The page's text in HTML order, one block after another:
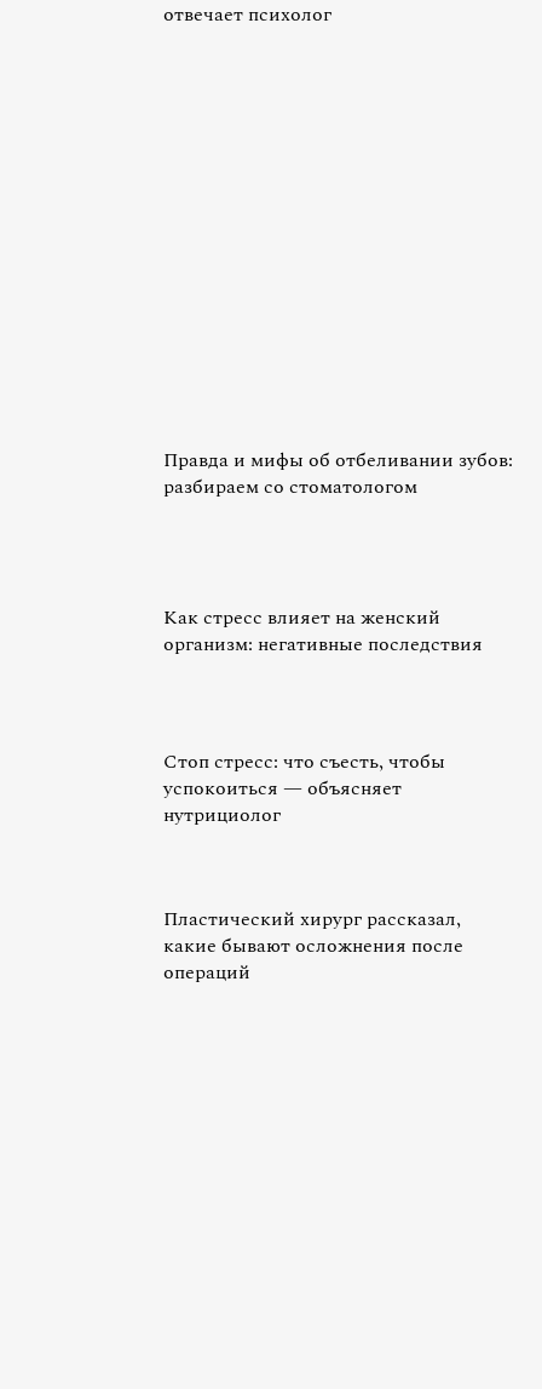
отвечает психолог
Правда и мифы об отбеливании зубов:
разбираем со стоматологом
Как стресс влияет на женский
организм: негативные последствия
Стоп стресс: что съесть, чтобы
успокоиться — объясняет
нутрициолог
Пластический хирург рассказал,
какие бывают осложнения после
операций